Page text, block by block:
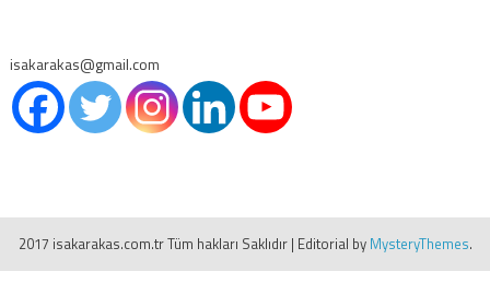
isakarakas@gmail.com
2017 isakarakas.com.tr Tüm hakları Saklıdır | Editorial by MysteryThemes.